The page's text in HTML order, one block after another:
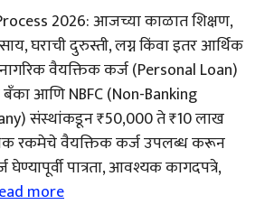
2026: आजच्या काळात शिक्षण,
घराची दुरुस्ती, लग्न किंवा इतर आर्थिक
वैयक्तिक कर्ज (Personal Loan)
आणि NBFC (Non-Banking
संस्थांकडून ₹50,000 ते ₹10 लाख
रकमेचे वैयक्तिक कर्ज उपलब्ध करून
घेण्यापूर्वी पात्रता, आवश्यक कागदपत्रे,
more